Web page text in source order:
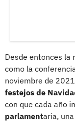
Desde entonces la
como la
noviembre de
festejos de
con que cada año
parlamentaria,